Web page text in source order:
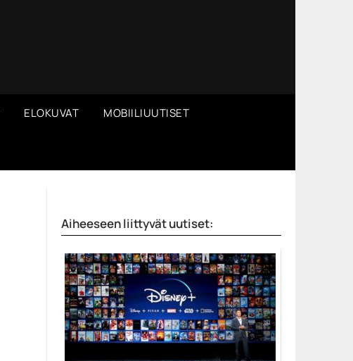
ELOKUVAT MOBIILIUUTISET
Aiheeseen liittyvät uutiset: